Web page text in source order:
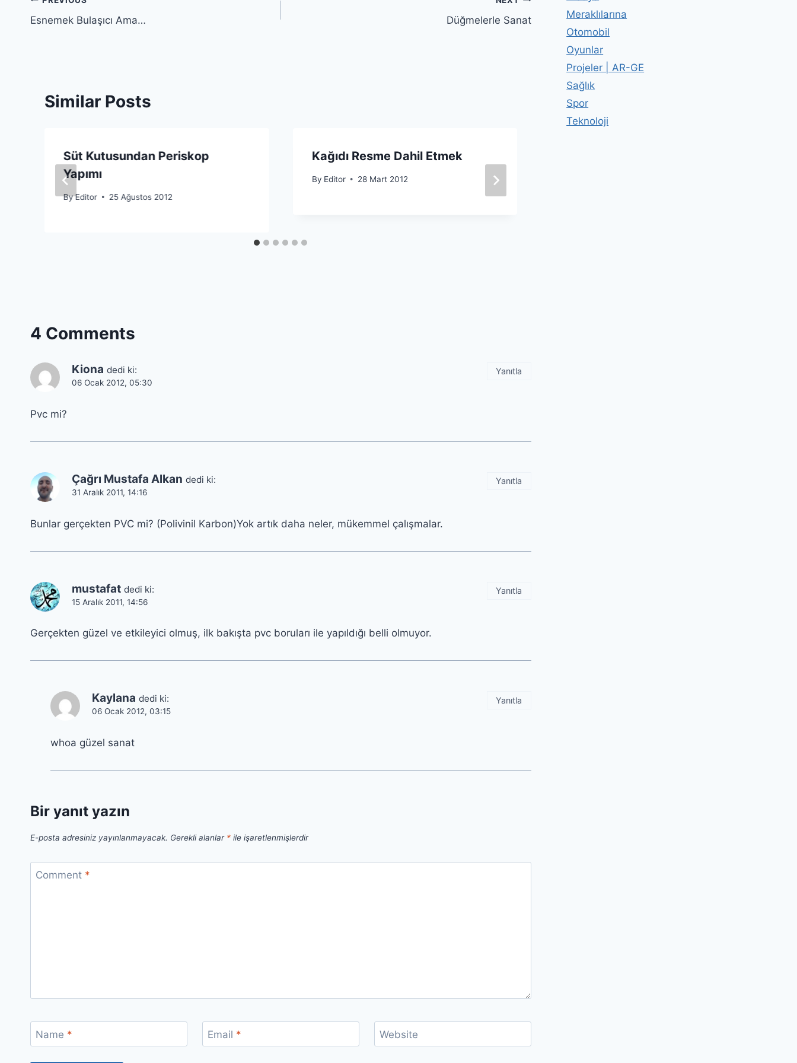
gezinmesi
Esnemek Bulaşıcı Ama… Düğmelerle Sanat
Similar Posts
Süt Kutusundan Periskop
Yapımı
ByEditor 25 Ağustos 2012
Kağıdı Resme Dahil Etmek
By Editor 28 Mart 2012
4 Comments
Kiona dedi ki:
06 Ocak 2012, 05:30
Pvc mi?
Yanıtla
Çağrı Mustafa Alkan dedi ki:
31 Aralık 2011, 14:16
Bunlar gerçekten PVC mi? (Polivinil Karbon)Yok artık daha neler, mükemmel çalışmalar.
Yanıtla
mustafat dedi ki:
15 Aralık 2011, 14:56
Gerçekten güzel ve etkileyici olmuş, ilk bakışta pvc boruları ile yapıldığı belli olmuyor.
Yanıtla
Kaylana dedi ki:
06 Ocak 2012, 03:15
whoa güzel sanat
Yanıtla
Bir yanıt yazın
E-posta adresiniz yayınlanmayacak. Gerekli alanlar * ile işaretlenmişlerdir
Comment *
Name * Email * Website
Meraklılarına
Otomobil
Oyunlar
Projeler | AR-GE
Sağlık
Spor
Teknoloji